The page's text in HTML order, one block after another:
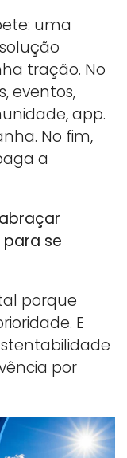
uma
tração. No
eventos,
app.
No fim,
a
se
porque
E
por